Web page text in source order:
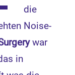
die
Noise-
war
in